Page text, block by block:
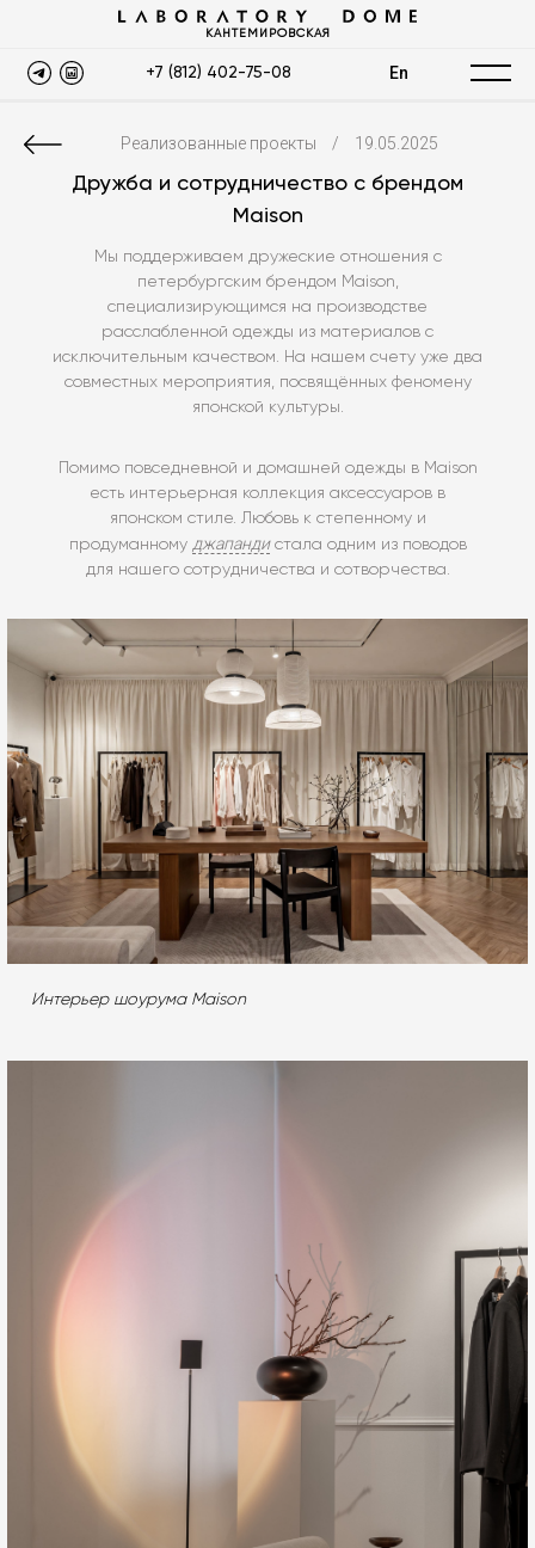
КАНТЕМИРОВСКАЯ
+7 (812) 402-75-08 En
Реализованные проекты / 19.05.2025
Дружба и сотрудничество с брендом
Maison
Мы поддерживаем дружеские отношения с
петербургским брендом Maison,
специализирующимся на производстве
расслабленной одежды из материалов с
исключительным качеством. На нашем счету уже два
совместных мероприятия, посвящённых феномену
японской культуры.
Помимо повседневной и домашней одежды в Maison
есть интерьерная коллекция аксессуаров в
японском стиле. Любовь к степенному и
продуманному джапандистала одним из поводов
для нашего сотрудничества и сотворчества.
Интерьер шоурума Maison